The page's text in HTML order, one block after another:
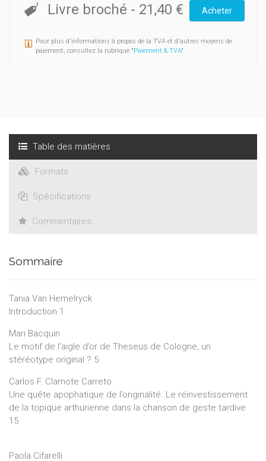
Livre broché - 21,40 € Acheter
Pour plus d'informations à propos de la TVA et d'autres moyens de
paiement, consultez la rubrique "Paiement & TVA".
Table des matières
Formats
Spécifications
Commentaires
Sommaire
Tania Van Hemelryck
Introduction 1
Mari Bacquin
Le motif de l'aigle d’or de Theseus de Cologne, un
stéréotype original ? 5
Carlos F. Clamote Carreto
Une quête apophatique de l’originalité. Le réinvestissement
de la topique arthurienne dans la chanson de geste tardive
15
Paola Cifarelli